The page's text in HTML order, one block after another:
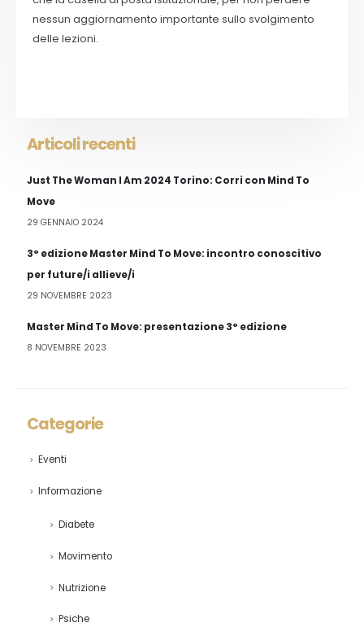
nessun aggiornamento importante sullo svolgimento
delle lezioni.
Articoli recenti
Just The Woman I Am 2024 Torino: Corri con Mind To
Move
29 GENNAIO 2024
3° edizione Master Mind To Move: incontro conoscitivo
per future/i allieve/i
29 NOVEMBRE 2023
Master Mind To Move: presentazione 3° edizione
8 NOVEMBRE 2023
Categorie
Eventi
Informazione
Diabete
Movimento
Nutrizione
Psiche